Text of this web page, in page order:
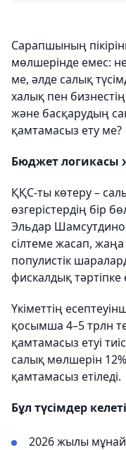
Сарапшының
мөлшерінде емес:
ме, әлде салық
халық пен
және басқарудың
қамтамасыз ету ме?
Бюджет логикасы
ҚҚС-ты көтеру –
өзгерістердің бір
Эльдар
сілтеме жасап, жаңа
популистік
фискалдық тәртіпке
Үкіметтің
қосымша 4–5 трлн
қамтамасыз етуі
салық мөлшерін
қамтамасыз етіледі.
Бұл түсімдер
2026 жылы